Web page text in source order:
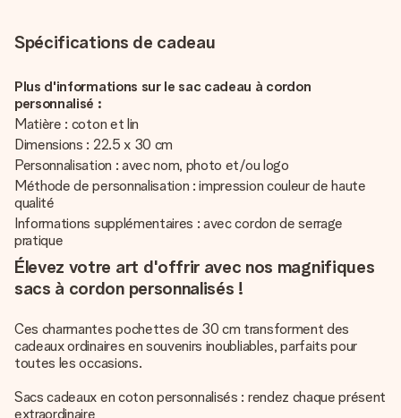
Spécifications de cadeau
Plus d'informations sur le sac cadeau à cordon
personnalisé :
Matière : coton et lin
Dimensions : 22.5 x 30 cm
Personnalisation : avec nom, photo et/ou logo
Méthode de personnalisation : impression couleur de haute
qualité
Informations supplémentaires : avec cordon de serrage
pratique
Élevez votre art d'offrir avec nos magnifiques
sacs à cordon personnalisés !
Ces charmantes pochettes de 30 cm transforment des
cadeaux ordinaires en souvenirs inoubliables, parfaits pour
toutes les occasions.
Sacs cadeaux en coton personnalisés : rendez chaque présent
extraordinaire